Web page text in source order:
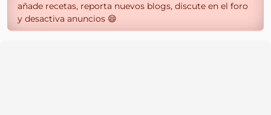
añade recetas, reporta nuevos blogs, discute en el foro
y desactiva anuncios 😄